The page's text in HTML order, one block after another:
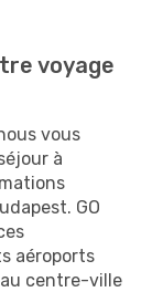
voyage
vous
à
GO
aéroports
centre-ville